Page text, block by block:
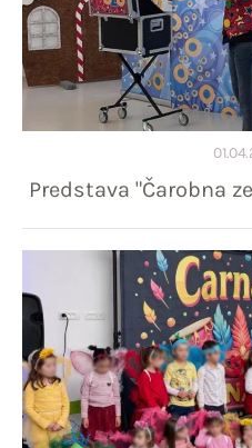
Predstava "Čarobna